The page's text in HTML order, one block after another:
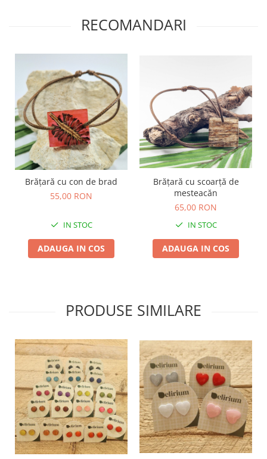
Săculeț pentru ronțăieli
Dischete cosmetice
Suport pentru tacâmuri de
călătorie
Sac reutilizabil pentru fructe și
legume
Card cadou
Accesorii tricotate
Decor Crăciun
TOATE Bijuteriile și Accesoriile
TOATE Produsele Personalizate
RECOMANDARI
Brățară cu con de brad
55,00 RON
IN STOC
ADAUGA IN COS
Brățară cu scoarță de
mesteacăn
65,00 RON
IN STOC
ADAUGA IN COS
PRODUSE SIMILARE